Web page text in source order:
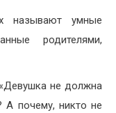
называют умные
родителями,
не должна
А почему, никто не